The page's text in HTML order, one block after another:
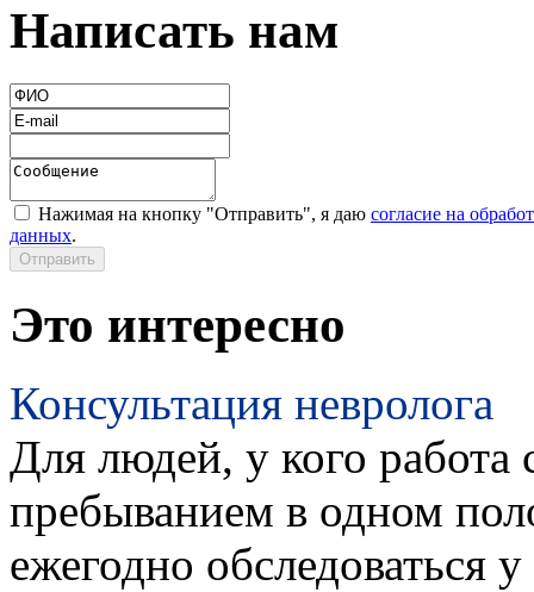
Написать нам
Нажимая на кнопку "Отправить", я даю согласие на
данных.
Это интересно
Консультация невролога
Для людей, у кого работа
пребыванием в одном
ежегодно обследоваться